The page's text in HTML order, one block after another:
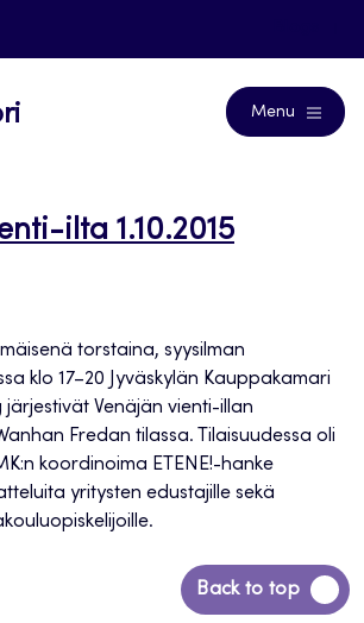
Menu
ilta 1.10.2015
torstaina, syysilman
klo 17–20 Jyväskylän Kauppakamari
järjestivät Venäjän vienti-illan
Fredan tilassa. Tilaisuudessa oli
koordinoima ETENE!-hanke
yritysten edustajille sekä
Back to top
Siirry
takaisin